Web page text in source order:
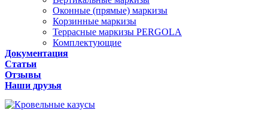
Оконные (прямые) маркизы
Корзинные маркизы
Террасные маркизы PERGOLA
Комплектующие
Документация
Статьи
Отзывы
Наши друзья